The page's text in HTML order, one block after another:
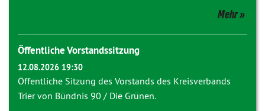
Mehr
Öffentliche Vorstandssitzung
12.08.2026 19:30
Öffentliche Sitzung des Vorstands des Kreisverbands
Trier von Bündnis 90 / Die Grünen.